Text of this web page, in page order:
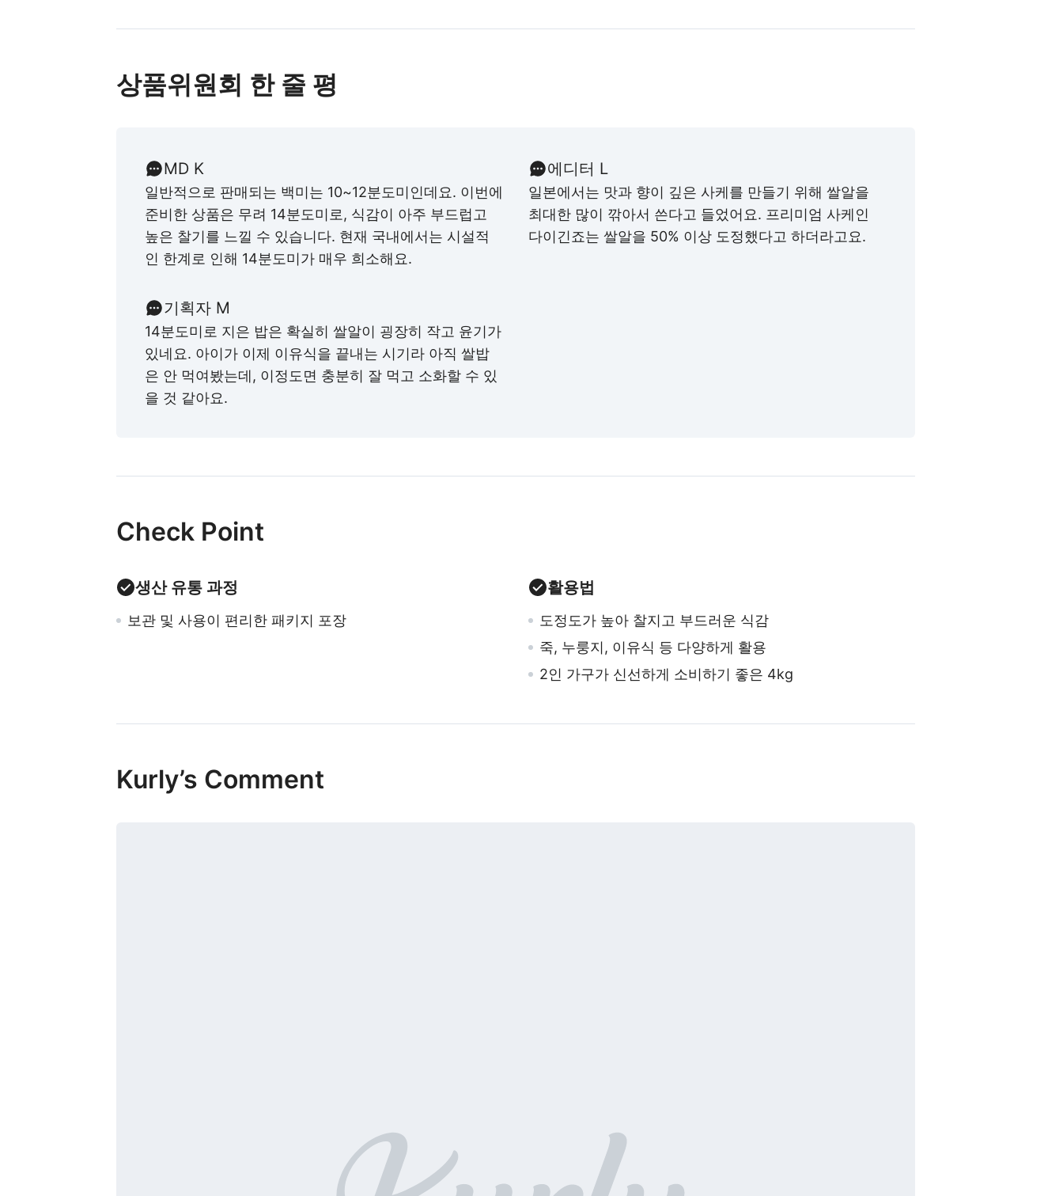
상품위원회 한 줄 평
MD K
일반적으로 판매되는 백미는 10~12분도미인데요. 이번에
준비한 상품은 무려 14분도미로, 식감이 아주 부드럽고
높은 찰기를 느낄 수 있습니다. 현재 국내에서는 시설적
인 한계로 인해 14분도미가 매우 희소해요.
에디터 L
일본에서는 맛과 향이 깊은 사케를 만들기 위해 쌀알을
최대한 많이 깎아서 쓴다고 들었어요. 프리미엄 사케인
다이긴죠는 쌀알을 50% 이상 도정했다고 하더라고요.
기획자 M
14분도미로 지은 밥은 확실히 쌀알이 굉장히 작고 윤기가
있네요. 아이가 이제 이유식을 끝내는 시기라 아직 쌀밥
은 안 먹여봤는데, 이정도면 충분히 잘 먹고 소화할 수 있
을 것 같아요.
Check Point
생산 유통 과정
보관 및 사용이 편리한 패키지 포장
활용법
도정도가 높아 찰지고 부드러운 식감
죽, 누룽지, 이유식 등 다양하게 활용
2인 가구가 신선하게 소비하기 좋은 4kg
Kurly’s Comment